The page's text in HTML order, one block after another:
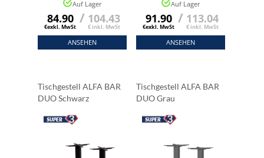
Auf Lager
84.90
€exkl. MwSt
/ 104.43
€ inkl. MwSt
ANSEHEN
Auf Lager
91.90
€exkl. MwSt
/ 113.04
€ inkl. MwSt
ANSEHEN
Tischgestell ALFA BAR
DUO Schwarz
Tischgestell ALFA BAR
DUO Grau